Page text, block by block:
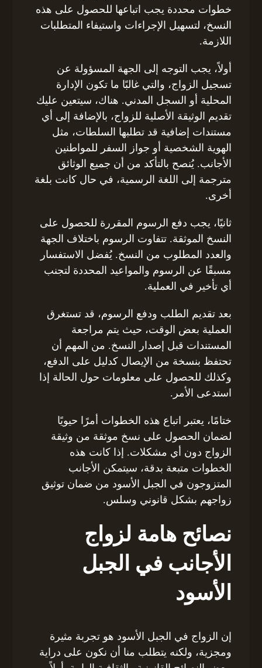
خطوات محددة يجب اتباعها للحصول على هذه
النسخ، لتسهيل الإجراءات واستيفاء المتطلبات
اللازمة.
أولاً، يجب التوجه إلى الجهة المسؤولة عن
تسجيل الزواج، والتي غالبًا ما تكون الإدارة
المحلية أو السجل المدني. هناك، سيتعين عليك
تقديم الوثيقة الأصلية للزواج، بالإضافة إلى أي
مستندات إضافية قد تطلبها السلطات، مثل
الهوية الشخصية أو جواز السفر للمواطنين
الأجانب. يُنصح بالتأكد من أن جميع الوثائق
مترجمة إلى اللغة الرسمية، في حال كانت بلغة
أخرى.
ثانيًا، يجب دفع الرسوم المقررة للحصول على
النسخ الموثقة. تتفاوت الرسوم باختلاف الجهة
والعدد المطلوب من النسخ. يُفضل الاستفسار
مسبقًا عن الرسوم والمواعيد المحددة لتجنب
أي تأخير في العملية.
بعد تقديم الطلب ودفع الرسوم، قد تستغرق
العملية بعض الوقت، حيث يتم مراجعة
المستندات قبل إصدار النسخ. من المهم أن
تحتفظ بنسخة من الإيصال كدليل على الدفع،
وكذلك للحصول على معلومات حول الحالة إذا
استدعى الأمر.
ختامًا، يعتبر اتباع هذه الخطوات أمرًا حيويًا
لضمان الحصول على نسخ موثقة من وثيقة
الزواج دون أي مشكلات. إذا كانت هذه
الخطوات متبعة بدقة، سيتمكن الأجانب
المتزوجون في الجبل الأسود من ضمان توثيق
زواجهم بشكل قانوني وسلس.
نصائح هامة لزواج
الأجانب في الجبل
الأسود
إن الزواج في الجبل الأسود هو تجربة مثيرة
ومجزية، ولكنه يتطلب منا أن نكون على دراية